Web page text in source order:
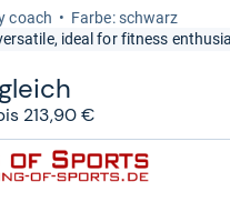
coach
Farbe: schwarz
ideal for fitness
213,90 €